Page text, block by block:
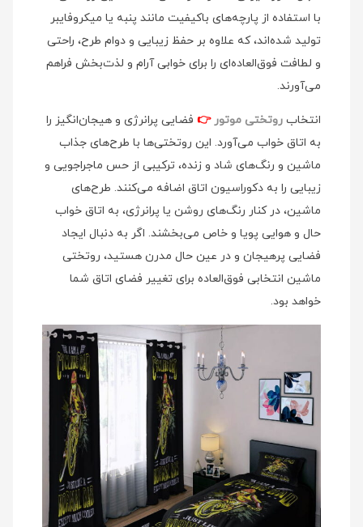
با استفاده از پارچه‌های باکیفیت مانند پنبه یا میکروفایبر
تولید شده‌اند، که علاوه بر حفظ زیبایی و دوام طرح، راحتی
و لطافت فوق‌العاده‌ای را برای خوابی آرام و لذت‌بخش فراهم
می‌آورند.
انتخاب روتختی موتور👉 فضایی پرانرژی و هیجان‌انگیز را
به اتاق خواب می‌آورد. این روتختی‌ها با طرح‌های جذاب
ماشین و رنگ‌های شاد و زنده، ترکیبی از حس ماجراجویی و
زیبایی را به دکوراسیون اتاق اضافه می‌کنند. طرح‌های
ماشین، در کنار رنگ‌های روشن یا پرانرژی، به اتاق خواب
حال و هوایی پویا و خاص می‌بخشند. اگر به دنبال ایجاد
فضایی پرهیجان و در عین حال مدرن هستید، روتختی
ماشین انتخابی فوق‌العاده برای تغییر فضای اتاق شما
خواهد بود.